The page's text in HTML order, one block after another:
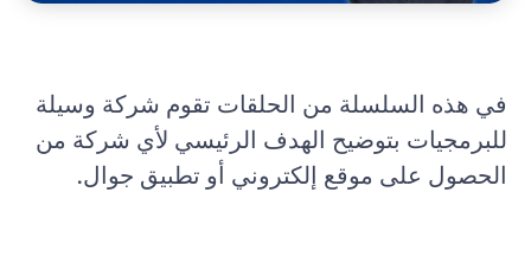
في هذه السلسلة من الحلقات تقوم شركة وسيلة
للبرمجيات بتوضيح الهدف الرئيسي لأي شركة من
الحصول على موقع إلكتروني أو تطبيق جوال.